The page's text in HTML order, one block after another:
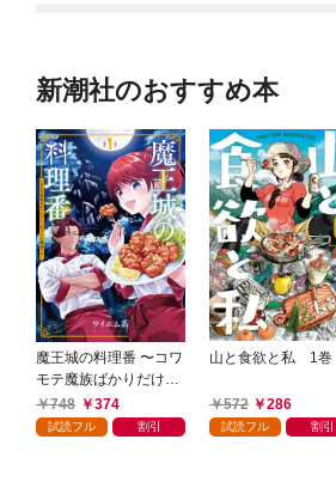
新潮社のおすすめ本
魔王城の料理番 〜コワ
モテ魔族ばかりだけ
ど、ホワイトな職場で
す〜 1巻
748 374
試読フル 割引
山と食欲と私 1巻
572 286
試読フル 割引